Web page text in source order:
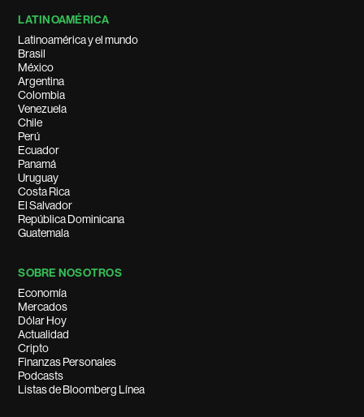
LATINOAMÉRICA
Latinoamérica y el mundo
Brasil
México
Argentina
Colombia
Venezuela
Chile
Perú
Ecuador
Panamá
Uruguay
Costa Rica
El Salvador
República Dominicana
Guatemala
SOBRE NOSOTROS
Economía
Mercados
Dólar Hoy
Actualidad
Cripto
Finanzas Personales
Podcasts
Listas de Bloomberg Línea